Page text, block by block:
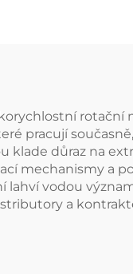
rotační
pracují
klade důraz na
mechanismy a
lahví vodou
a